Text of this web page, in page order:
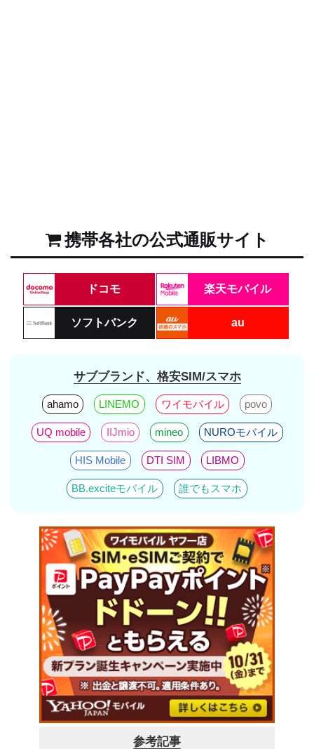
携帯各社の公式通販サイト
ドコモ 楽天モバイル
ソフトバンク au
サブブランド、格安SIM/スマホ
ahamo LINEMO ワイモバイル povo
UQ mobile IIJmio mineo NUROモバイル
HIS Mobile DTI SIM LIBMO
BB.exciteモバイル 誰でもスマホ
参考記事